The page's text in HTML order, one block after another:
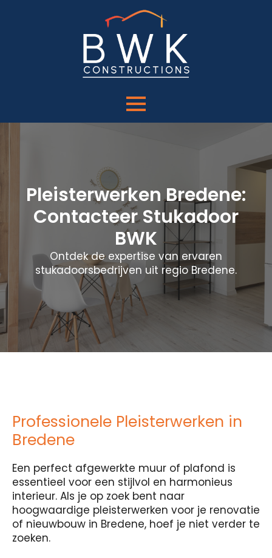
Pleisterwerken Bredene:
Contacteer Stukadoor
BWK
Ontdek de expertise van ervaren
stukadoorsbedrijven uit regio Bredene.
Professionele Pleisterwerken in
Bredene
Een perfect afgewerkte muur of plafond is
essentieel voor een stijlvol en harmonieus
interieur. Als je op zoek bent naar
hoogwaardige pleisterwerken voor je renovatie
of nieuwbouw in Bredene, hoef je niet verder te
zoeken.